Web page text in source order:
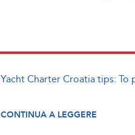
Yacht Charter Croatia tips: To
CONTINUA A LEGGERE